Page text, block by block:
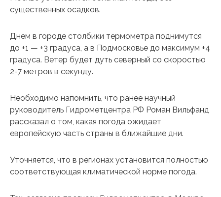
существенных осадков.
Днем в городе столбики термометра поднимутся
до +1 — +3 градуса, а в Подмосковье до максимум +4
градуса. Ветер будет дуть северный со скоростью
2-7 метров в секунду.
Необходимо напомнить, что ранее научный
руководитель Гидрометцентра РФ Роман Вильфанд
рассказал о том, какая погода ожидает
европейскую часть страны в ближайшие дни.
Уточняется, что в регионах установится полностью
соответствующая климатической норме погода.